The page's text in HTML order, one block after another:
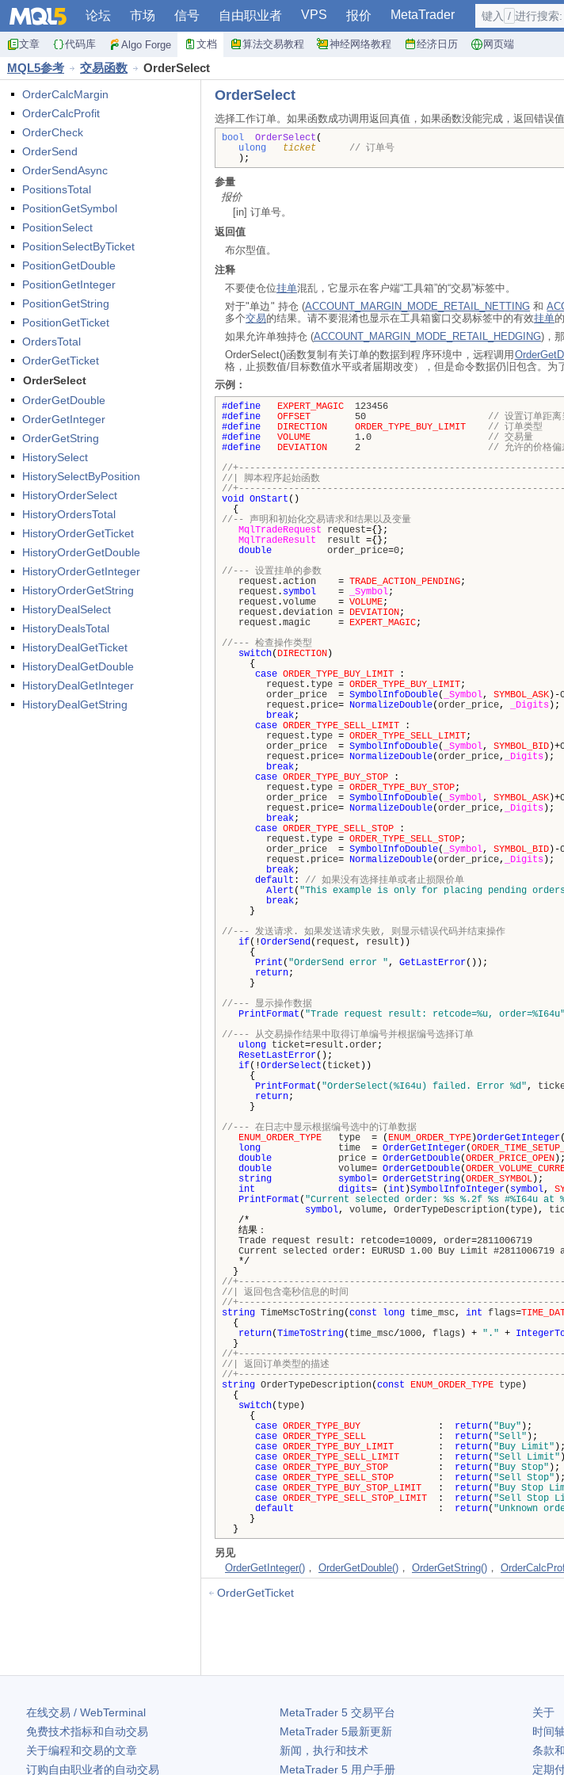
论坛 市场 信号 自由职业者 VPS 报价 MetaTrader
文章 代码库 Algo Forge 文档 算法交易教程 神经网络教程 经济日历 网页端
键入 / 进行搜索:
MQL5参考 交易函数 OrderSelect
OrderCalcMargin
OrderCalcProfit
OrderCheck
OrderSend
OrderSendAsync
PositionsTotal
PositionGetSymbol
PositionSelect
PositionSelectByTicket
PositionGetDouble
PositionGetInteger
PositionGetString
PositionGetTicket
OrdersTotal
OrderGetTicket
OrderSelect
OrderGetDouble
OrderGetInteger
OrderGetString
HistorySelect
HistorySelectByPosition
HistoryOrderSelect
HistoryOrdersTotal
HistoryOrderGetTicket
HistoryOrderGetDouble
HistoryOrderGetInteger
HistoryOrderGetString
HistoryDealSelect
HistoryDealsTotal
HistoryDealGetTicket
HistoryDealGetDouble
HistoryDealGetInteger
HistoryDealGetString
OrderSelect
选择工作订单。如果函数成功调用返回真值，如果函数没能完成，返回错误
bool OrderSelect (
ulong
ticket
// 订单号
);
参量
报价
[in] 订单号。
返回值
布尔型值。
注释
不要使仓位挂单混乱，它显示在客户端“工具箱”的“交易”标签中。
对于"单边" 持仓 (ACCOUNT_MARGIN_MODE_RETAIL_NETTING 和
多个交易的结果。请不要混淆也显示在工具箱窗口交易标签中的有效挂单
如果允许单独持仓 (ACCOUNT_MARGIN_MODE_RETAIL_HEDGING)，
OrderSelect()函数复制有关订单的数据到程序环境中，远程调用
格，止损数值/目标数值水平或者届期改变），但是命令数据仍旧包含。为
示例：
#define EXPERT_MAGIC
123456
#define
OFFSET 50
// 设置订单距离
#define
DIRECTION ORDER_TYPE_BUY_LIMIT
// 订单类型
#define
VOLUME 1.0
// 交易量
#define
DEVIATION 2
// 允许的价格偏
//
//| 脚本程序起始函
//
void OnStart ()
{
//-- 声明和初始化交易请求和结果以及变量
MqlTradeRequest
request={};
MqlTradeResult
result ={};
double
order_price=0;
//--- 设置挂单的参数
request .action = TRADE_ACTION_PENDING
request . symbol = _Symbol
request .volume = VOLUME
request .deviation = DEVIATION
request .magic = EXPERT_MAGIC
//--- 检查操作类型
switch( DIRECTION )
{
case ORDER_TYPE_BUY_LIMIT :
request . type = ORDER_TYPE_BUY_LIMIT
order_price = SymbolInfoDouble( _Symbol, SYMBOL_ASK )-
request . price= NormalizeDouble(order_price, _Digits
break;
case ORDER_TYPE_SELL_LIMIT :
request . type = ORDER_TYPE_SELL_LIMIT
order_price = SymbolInfoDouble( _Symbol, SYMBOL_BID )+
request . price= NormalizeDouble(order_price, _Digits
break;
case ORDER_TYPE_BUY_STOP :
request . type = ORDER_TYPE_BUY_STOP
order_price = SymbolInfoDouble( _Symbol, SYMBOL_ASK )+
request . price= NormalizeDouble(order_price, _Digits
break;
case ORDER_TYPE_SELL_STOP :
request . type = ORDER_TYPE_SELL_STOP
order_price = SymbolInfoDouble( _Symbol, SYMBOL_BID )-
request . price= NormalizeDouble(order_price, _Digits
break;
default : // 如果没有选择挂单或者止损限价单
Alert ( "This example is only for placing pending
break;
}
//--- 发送请求. 如果发送请求失败, 则显示错误代码并结束操作
if(!OrderSend( request, result ))
{
Print ( "OrderSend error ", GetLastError());
return;
}
//--- 显示操作数据
PrintFormat ( "Trade request result: retcode=%u, order=%I64u"
//--- 从交易操作结果中取得订单编号并根据编号选择订单
ulong ticket=result .order;
ResetLastError();
if(!OrderSelect ( ticket ))
{
PrintFormat ( "OrderSelect(%I64u) failed. Error %d",
return;
}
//--- 在日志中显示根据编号选中的订单数据
ENUM_ORDER_TYPE
type = ( ENUM_ORDER_TYPE )OrderGetInteger(
long
time = OrderGetInteger(
double
price = OrderGetDouble(ORDER_PRICE_OPEN );
double
volume= OrderGetDouble(
string
symbol= OrderGetString(ORDER_SYMBOL );
int
digits= (int )SymbolInfoInteger( symbol,
PrintFormat ( "Current selected order: %s %.2f %s #%I64u at
symbol, volume, OrderTypeDescription( type ),
/*
结果：
Trade request result : retcode=10009, order=2811006719
Current
selected order: EURUSD 1.00 Buy Limit #2811006719
*/
}
//
//| 返回包含毫秒信息的时
//
string TimeMscToString(const long time_msc, int flags=
{
return(TimeToString( time_msc/1000, flags ) + "." +
}
//
//| 返回订单类型的描
//
string OrderTypeDescription(const ENUM_ORDER_TYPE type )
{
switch( type )
{
case ORDER_TYPE_BUY : return( "Buy" );
case ORDER_TYPE_SELL : return( "Sell" );
case ORDER_TYPE_BUY_LIMIT : return( "Buy Limit" );
case ORDER_TYPE_SELL_LIMIT : return( "Sell Limit"
case ORDER_TYPE_BUY_STOP : return( "Buy Stop" );
case ORDER_TYPE_SELL_STOP : return( "Sell Stop" );
case ORDER_TYPE_BUY_STOP_LIMIT : return( "Buy Stop
case ORDER_TYPE_SELL_STOP_LIMIT : return( "Sell Stop
default : return( "Unknown
}
}
另见
OrderGetInteger() ， OrderGetDouble() ， OrderGetString() ，
OrderGetTicket
在线交易 / WebTerminal
免费技术指标和自动交易
关于编程和交易的文章
订购自由职业者的自动交易
MetaTrader 5交易平台
MetaTrader 5最新更新
新闻，执行和技术
MetaTrader 5用户手册
关于
时间轴
条款
定期